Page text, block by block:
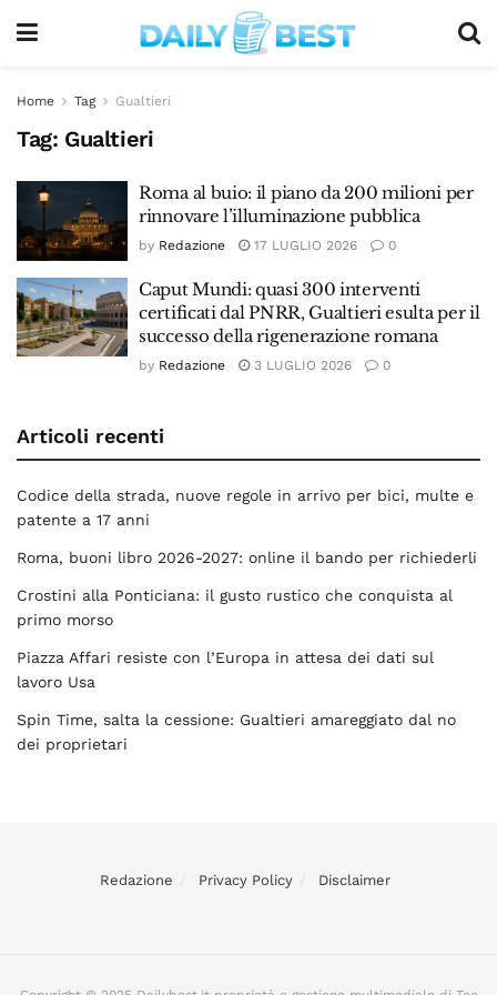
Home Tag Gualtieri
Tag: Gualtieri
Roma al buio: il piano da 200 milioni per
rinnovare l’illuminazione pubblica
by Redazione 17 LUGLIO 2026 0
Caput Mundi: quasi 300 interventi
certificati dal PNRR, Gualtieri esulta per il
successo della rigenerazione romana
by Redazione 3 LUGLIO 2026 0
Articoli recenti
Codice della strada, nuove regole in arrivo per bici, multe e
patente a 17 anni
Roma, buoni libro 2026-2027: online il bando per richiederli
Crostini alla Ponticiana: il gusto rustico che conquista al
primo morso
Piazza Affari resiste con l’Europa in attesa dei dati sul
lavoro Usa
Spin Time, salta la cessione: Gualtieri amareggiato dal no
dei proprietari
Redazione Privacy Policy Disclaimer